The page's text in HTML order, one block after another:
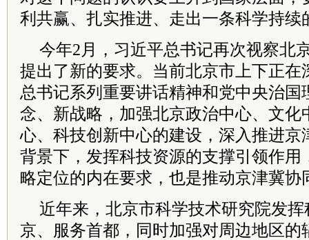
利共赢、扎实推进、走出一条科学持续
今年2月，习近平总书记再次视察北
提出了新的要求。当前北京市上下正在
总书记系列重要讲话精神和党中央治国
念、新战略，加强北京政治中心、文化
心、科技创新中心的建设，深入推进京
背景下，发挥科技资源的支撑引领作用
略定位的内在要求，也是推动京津冀协
近年来，北京市科学技术研究院发
京、服务首都，同时加强对周边地区的